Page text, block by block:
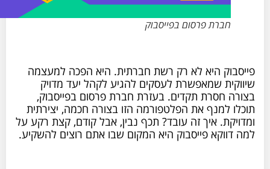
חברת פרסום בפייסבוק
פייסבוק היא לא רק רשת חברתית. היא הפכה למעצמה
שיווקית שמאפשרת לעסקים להגיע לקהל יעד מדויק
בצורה חסרת תקדים. בעזרת חברת פרסום בפייסבוק,
תוכלו למנף את הפלטפורמה הזו בצורה חכמה, יצירתית
ומדויקת. איך זה עובד? תכף נבין, אבל קודם, קצת רקע על
למה דווקא פייסבוק היא המקום שבו אתם רוצים להשקיע.